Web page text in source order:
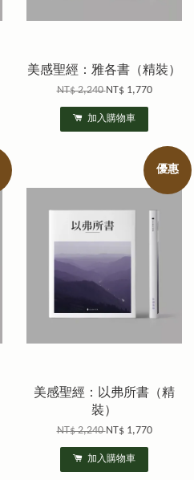
美感聖經：雅各書（精裝）
NT$ 2,240NT$ 1,770
加入購物車
優惠
美感聖經：以弗所書（精
裝）
NT$ 2,240NT$ 1,770
加入購物車